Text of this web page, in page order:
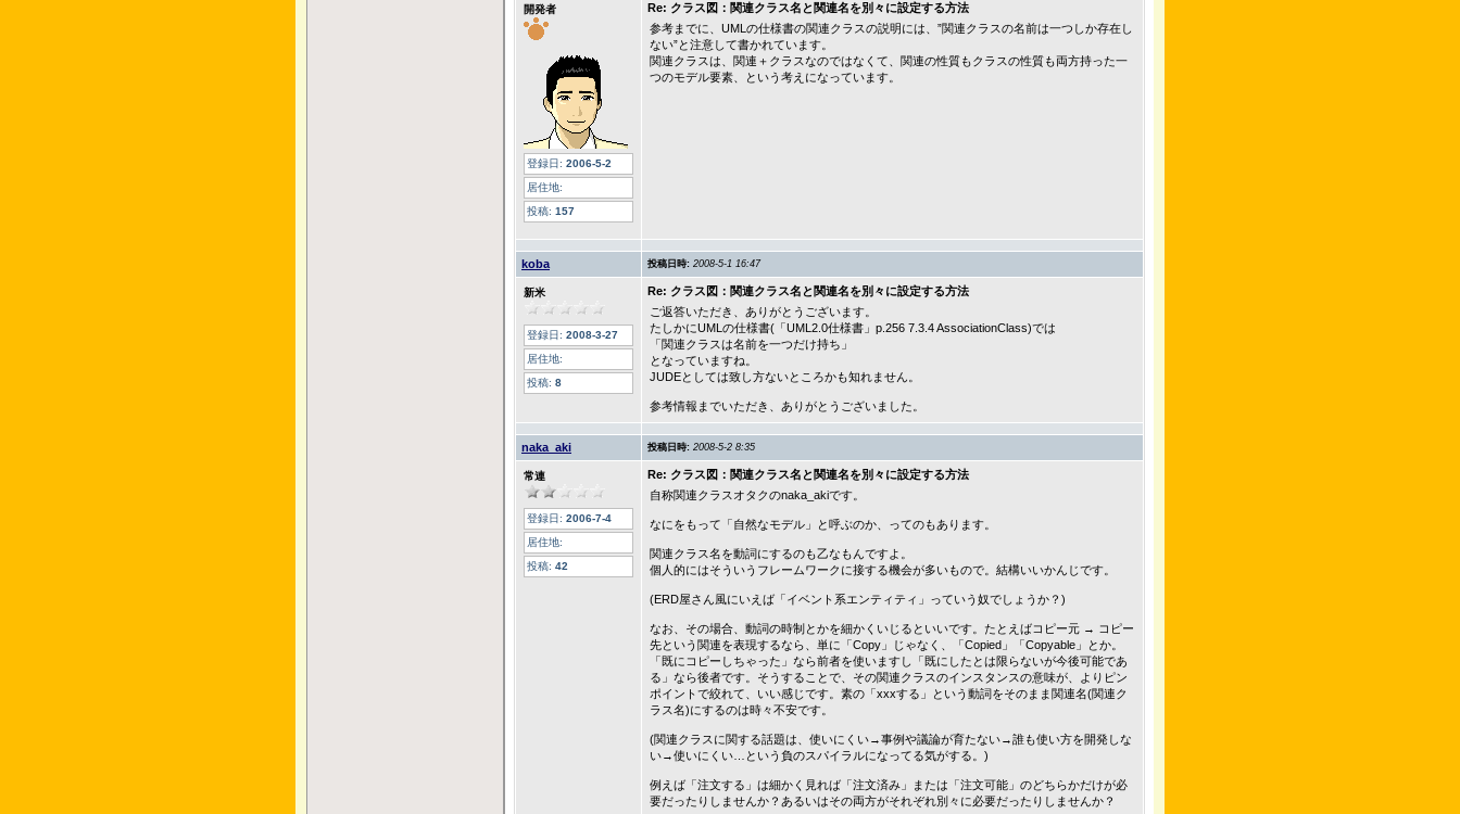
開発者
登録日: 2006-5-2
居住地:
投稿: 157
Re: クラス図：関連クラス名と関連名を別々に設定する方法
参考までに、UMLの仕様書の関連クラスの説明には、”関連クラスの名前は一つしか存在し
ない”と注意して書かれています。
関連クラスは、関連＋クラスなのではなくて、関連の性質もクラスの性質も両方持った一
つのモデル要素、という考えになっています。
koba 投稿日時: 2008-5-1 16:47
新米
登録日: 2008-3-27
居住地:
投稿: 8
Re: クラス図：関連クラス名と関連名を別々に設定する方法
ご返答いただき、ありがとうございます。
たしかにUMLの仕様書(「UML2.0仕様書」p.256 7.3.4 AssociationClass)では
「関連クラスは名前を一つだけ持ち」
となっていますね。
JUDEとしては致し方ないところかも知れません。
参考情報までいただき、ありがとうございました。
naka_aki 投稿日時: 2008-5-2 8:35
常連
登録日: 2006-7-4
居住地:
投稿: 42
Re: クラス図：関連クラス名と関連名を別々に設定する方法
自称関連クラスオタクのnaka_akiです。
なにをもって「自然なモデル」と呼ぶのか、ってのもあります。
関連クラス名を動詞にするのも乙なもんですよ。
個人的にはそういうフレームワークに接する機会が多いもので。結構いいかんじです。
(ERD屋さん風にいえば「イベント系エンティティ」っていう奴でしょうか？)
なお、その場合、動詞の時制とかを細かくいじるといいです。たとえばコピー元 → コピー
先という関連を表現するなら、単に「Copy」じゃなく、「Copied」「Copyable」とか。
「既にコピーしちゃった」なら前者を使いますし「既にしたとは限らないが今後可能であ
る」なら後者です。そうすることで、その関連クラスのインスタンスの意味が、よりピン
ポイントで絞れて、いい感じです。素の「xxxする」という動詞をそのまま関連名(関連ク
ラス名)にするのは時々不安です。
(関連クラスに関する話題は、使いにくい→事例や議論が育たない→誰も使い方を開発しな
い→使いにくい…という負のスパイラルになってる気がする。)
例えば「注文する」は細かく見れば「注文済み」または「注文可能」のどちらかだけが必
要だったりしませんか？あるいはその両方がそれぞれ別々に必要だったりしませんか？